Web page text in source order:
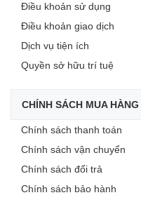
Điều khoản sử dụng
Điều khoản giao dịch
Dịch vụ tiện ích
Quyền sở hữu trí tuệ
CHÍNH SÁCH MUA HÀNG
Chính sách thanh toán
Chính sách vận chuyển
Chính sách đổi trả
Chính sách bảo hành